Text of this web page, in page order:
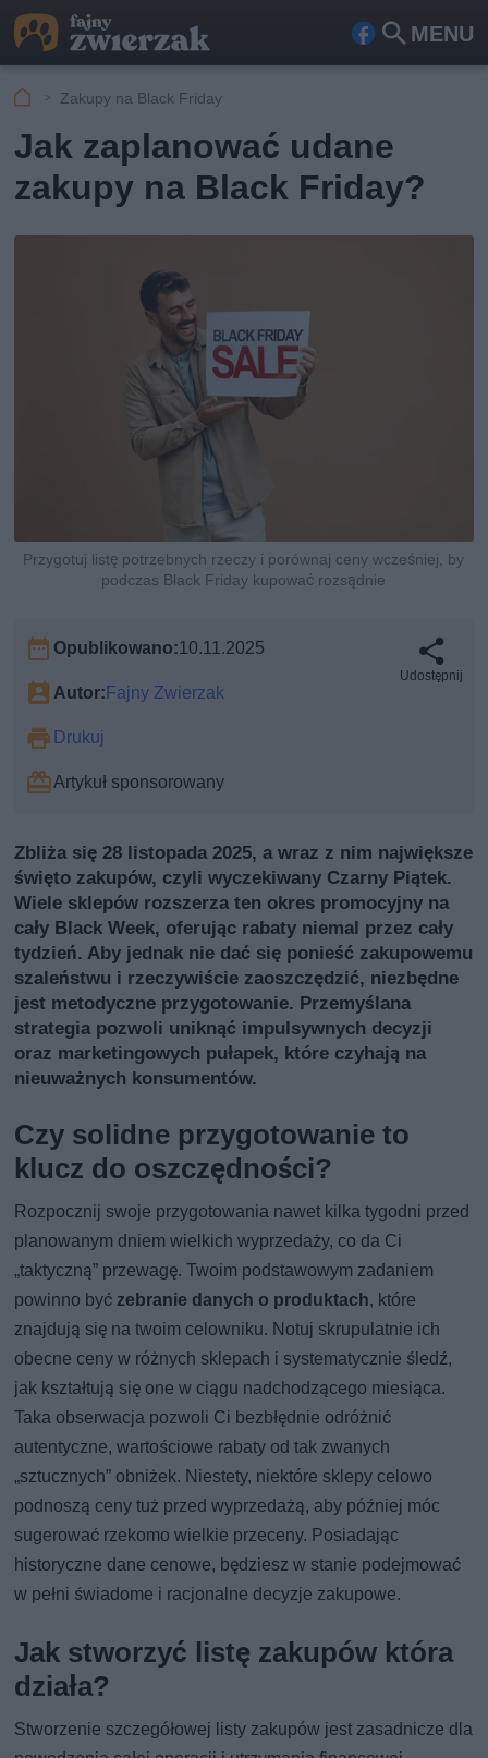
MENU
Fa Szu
Zakupy na Black Friday
Jak zaplanować udane
zakupy na Black Friday?
Przygotuj listę potrzebnych rzeczy i porównaj ceny wcześniej, by
podczas Black Friday kupować rozsądnie
Opublikowano:10.11.2025
Autor:Fajny Zwierzak
Drukuj
Artykuł sponsorowany
Udostępnij
Zbliża się 28 listopada 2025, a wraz z nim największe
święto zakupów, czyli wyczekiwany Czarny Piątek.
Wiele sklepów rozszerza ten okres promocyjny na
cały Black Week, oferując rabaty niemal przez cały
tydzień. Aby jednak nie dać się ponieść zakupowemu
szaleństwu i rzeczywiście zaoszczędzić, niezbędne
jest metodyczne przygotowanie. Przemyślana
strategia pozwoli uniknąć impulsywnych decyzji
oraz marketingowych pułapek, które czyhają na
nieuważnych konsumentów.
Czy solidne przygotowanie to
klucz do oszczędności?
Rozpocznij swoje przygotowania nawet kilka tygodni przed
planowanym dniem wielkich wyprzedaży, co da Ci
„taktyczną” przewagę. Twoim podstawowym zadaniem
powinno być zebranie danych o produktach, które
znajdują się na twoim celowniku. Notuj skrupulatnie ich
obecne ceny w różnych sklepach i systematycznie śledź,
jak kształtują się one w ciągu nadchodzącego miesiąca.
Taka obserwacja pozwoli Ci bezbłędnie odróżnić
autentyczne, wartościowe rabaty od tak zwanych
„sztucznych” obniżek. Niestety, niektóre sklepy celowo
podnoszą ceny tuż przed wyprzedażą, aby później móc
sugerować rzekomo wielkie przeceny. Posiadając
historyczne dane cenowe, będziesz w stanie podejmować
w pełni świadome i racjonalne decyzje zakupowe.
Jak stworzyć listę zakupów która
działa?
Stworzenie szczegółowej listy zakupów jest zasadnicze dla